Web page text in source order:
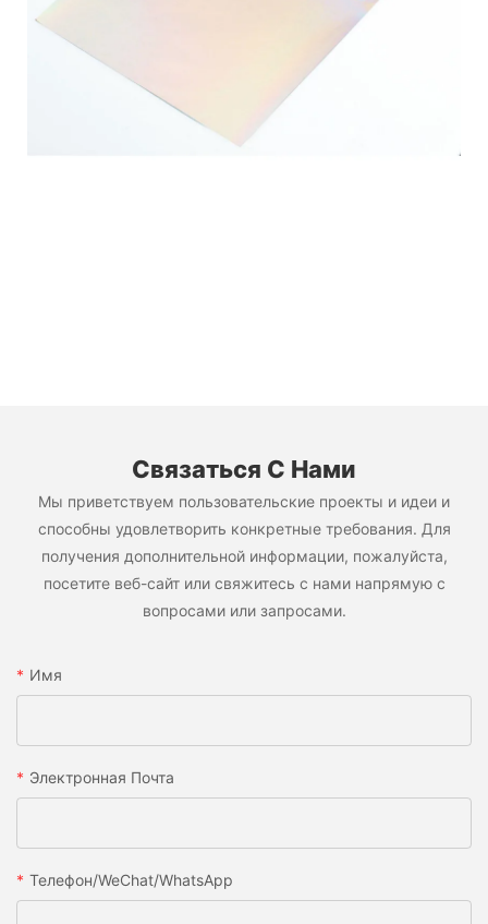
Связаться С Нами
Мы приветствуем пользовательские проекты и идеи и
способны удовлетворить конкретные требования. Для
получения дополнительной информации, пожалуйста,
посетите веб-сайт или свяжитесь с нами напрямую с
вопросами или запросами.
Имя
Электронная Почта
Телефон/WeChat/WhatsApp